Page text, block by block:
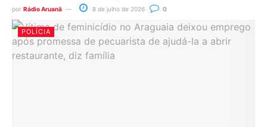
por Rádio Aruanã 8 de julho de 2026 0
POLÍCIA